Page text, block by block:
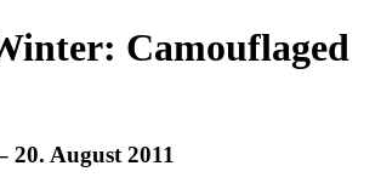
Camouflaged
20. August 2011